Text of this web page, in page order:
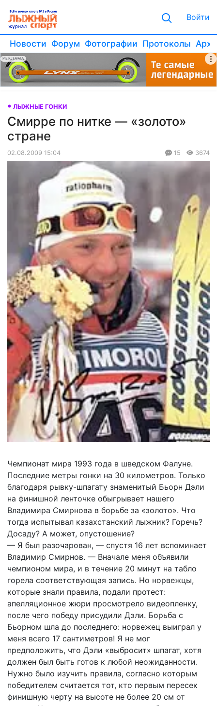
Войти
Новости Форум Фотографии Протоколы
РЕКЛАМА
ЛЫЖНЫЕ ГОНКИ
Смирре по нитке — «золото»
стране
02.08.2009 15:04 15 3674
Чемпионат мира 1993 года в шведском Фалуне.
Последние метры гонки на 30 километров. Только
благодаря рывку-шпагату знаменитый Бьорн Дэли
на финишной ленточке обыгрывает нашего
Владимира Смирнова в борьбе за «золото». Что
тогда испытывал казахстанский лыжник? Горечь?
Досаду? А может, опустошение?
— Я был разочарован, — спустя 16 лет вспоминает
Владимир Смирнов. — Вначале меня объявили
чемпионом мира, и в течение 20 минут на табло
горела соответствующая запись. Но норвежцы,
которые знали правила, подали протест:
апелляционное жюри просмотрело видеопленку,
после чего победу присудили Дэли. Борьба с
Бьорном шла до последнего: норвежец выиграл у
меня всего 17 сантиметров! Я не мог
предположить, что Дэли «выбросит» шпагат, хотя
должен был быть готов к любой неожиданности.
Нужно было изучить правила, согласно которым
победителем считается тот, кто первым пересек
финишную черту на высоте не более 20 см от